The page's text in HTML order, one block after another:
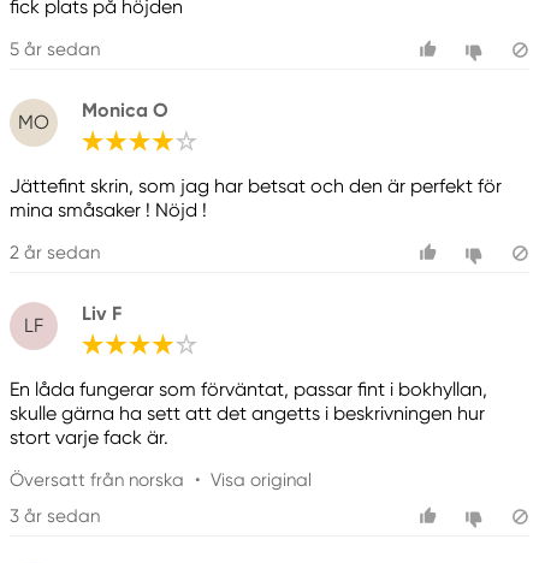
fick plats på höjden
5 år sedan
MO
Monica O
Jättefint skrin, som jag har betsat och den är perfekt för
mina småsaker ! Nöjd !
2 år sedan
LF
Liv F
En låda fungerar som förväntat, passar fint i bokhyllan,
skulle gärna ha sett att det angetts i beskrivningen hur
stort varje fack är.
Översatt från norska • Visa original
3 år sedan